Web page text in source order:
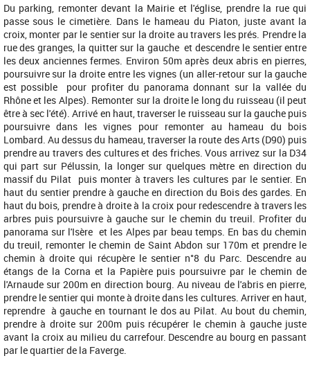
Du parking, remonter devant la Mairie et l'église, prendre la rue qui
passe sous le cimetière. Dans le hameau du Piaton, juste avant la
croix, monter par le sentier sur la droite au travers les prés. Prendre la
rue des granges, la quitter sur la gauche et descendre le sentier entre
les deux anciennes fermes. Environ 50m après deux abris en pierres,
poursuivre sur la droite entre les vignes (un aller-retour sur la gauche
est possible pour profiter du panorama donnant sur la vallée du
Rhône et les Alpes). Remonter sur la droite le long du ruisseau (il peut
être à sec l'été). Arrivé en haut, traverser le ruisseau sur la gauche puis
poursuivre dans les vignes pour remonter au hameau du bois
Lombard. Au dessus du hameau, traverser la route des Arts (D90) puis
prendre au travers des cultures et des friches. Vous arrivez sur la D34
qui part sur Pélussin, la longer sur quelques mètre en direction du
massif du Pilat puis monter à travers les cultures par le sentier. En
haut du sentier prendre à gauche en direction du Bois des gardes. En
haut du bois, prendre à droite à la croix pour redescendre à travers les
arbres puis poursuivre à gauche sur le chemin du treuil. Profiter du
panorama sur l'Isère et les Alpes par beau temps. En bas du chemin
du treuil, remonter le chemin de Saint Abdon sur 170m et prendre le
chemin à droite qui récupère le sentier n°8 du Parc. Descendre au
étangs de la Corna et la Papière puis poursuivre par le chemin de
l'Arnaude sur 200m en direction bourg. Au niveau de l'abris en pierre,
prendre le sentier qui monte à droite dans les cultures. Arriver en haut,
reprendre à gauche en tournant le dos au Pilat. Au bout du chemin,
prendre à droite sur 200m puis récupérer le chemin à gauche juste
avant la croix au milieu du carrefour. Descendre au bourg en passant
par le quartier de la Faverge.